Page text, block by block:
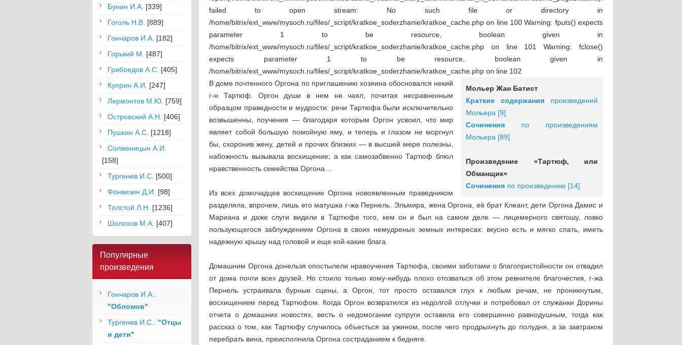
Бунин И.А. [339]
Гоголь Н.В. [889]
Гончаров И.А. [182]
Горький М.
[487]
Грибоедов А.С. [405]
Куприн А.И.
[247]
Лермонтов М.Ю. [759]
Островский А.Н.
[406]
Пушкин А.С. [1218]
Солженицын А.И.
[158]
Тургенев И.С. [500]
Фонвизин Д.И.
[98]
Толстой Л.Н.
[1236]
Шолохов М.А. [407]
Популярные
произведения
Гончаров И.А.:
"Обломов"
Тургенев И.С.: "Отцы
и дети"
failed to open stream: No such file or directory in
/home/bitrix/ext_www/mysoch.ru/files/_script/kratkoe_soderzhanie/kratkoe_cache.php on line 100 Warning: fputs() expects
parameter 1 to be resource, boolean given in
/home/bitrix/ext_www/mysoch.ru/files/_script/kratkoe_soderzhanie/kratkoe_cache.php on line 101 Warning: fclose()
expects parameter 1 to be resource, boolean given in
/home/bitrix/ext_www/mysoch.ru/files/_script/kratkoe_soderzhanie/kratkoe_cache.php on line 102
Мольер Жан Батист
Краткие содержания произведений
Мольера [9]
Cочинения по произведениям
Мольера [89]
Произведение «Тартюф, или
Обманщик»
Сочинения по произведению [14]
В доме почтенного Оргона по приглашению хозяина обосновался некий
г-н Тартюф. Оргон души в нем не чаял, почитая несравненным
образцом праведности и мудрости: речи Тартюфа были исключительно
возвышенны, поучения — благодаря которым Оргон усвоил, что мир
являет собой большую помойную яму, и теперь и глазом не моргнул
бы, схоронив жену, детей и прочих близких — в высшей мере полезны,
набожность вызывала восхищение; а как самозабвенно Тартюф блюл
нравственность семейства Оргона…
Из всех домочадцев восхищение Оргона новоявленным праведником
разделяла, впрочем, лишь его матушка г-жа Пернель. Эльмира, жена Оргона, её брат Клеант, дети Оргона Дамис и
Мариана и даже слуги видели в Тартюфе того, кем он и был на самом деле — лицемерного святошу, ловко
пользующегося заблуждением Оргона в своих немудреных земных интересах: вкусно есть и мягко спать, иметь
надежную крышу над головой и еще кой-какие блага.
Домашним Оргона донельзя опостылели нравоучения Тартюфа, своими заботами о благопристойности он отвадил
от дома почти всех друзей. Но стоило только кому-нибудь плохо отозваться об этом ревнителе благочестия, г-жа
Пернель устраивала бурные сцены, а Оргон, тот просто оставался глух к любым речам, не проникнутым,
восхищением перед Тартюфом. Когда Оргон возвратился из недолгой отлучки и потребовал от служанки Дорины
отчета о домашних новостях, весть о недомогании супруги оставила его совершенно равнодушным, тогда как
рассказ о том, как Тартюфу случилось объесться за ужином, после чего продрыхнуть до полудня, а за завтраком
перебрать вина, преисполнила Оргона состраданием к бедняге.